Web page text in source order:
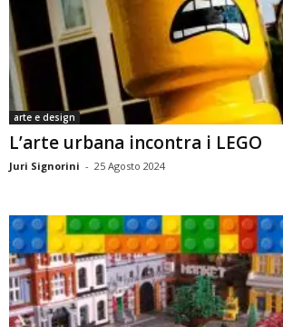
arte e design
L’arte urbana incontra i LEGO
Juri Signorini - 25 Agosto 2024